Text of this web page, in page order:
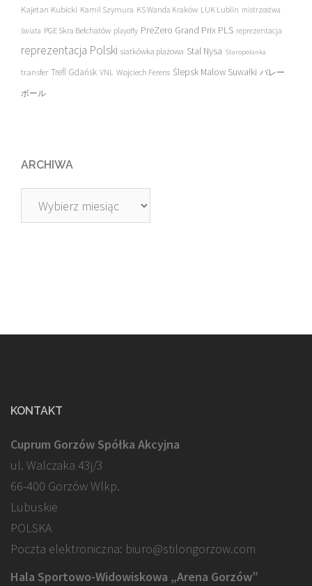
Kajetan Kubicki Kamil Szymura KS Wanda Kraków LUK Lublin mistrzostwa
świata PGE Skra Bełchatów playoffy PreZero Grand Prix PLS reprezentacja
reprezentacja Polski siatkówka plażowa Stal Nysa Staropolanka
transfer Trefl Gdańsk VNL Wojciech Ferens Ślepsk Malow Suwałki バレー
ボール
ARCHIWA
Archiwa
KONTAKT
Cuprum Gorzów Spółka Akcyjna
ul. Walczaka 43j/3
66-400 Gorzów Wlkp.
Lubuskie
POLSKA
Poczta elektroniczna: biuro@stilongorzow.com
Hala Sportowo-Widowiskowa „Arena Gorzów”